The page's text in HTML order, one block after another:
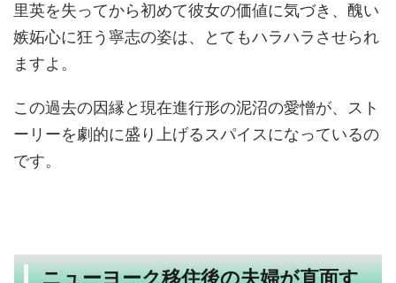
里英を失ってから初めて彼女の価値に気づき、醜い
嫉妬心に狂う寧志の姿は、とてもハラハラさせられ
ますよ。
この過去の因縁と現在進行形の泥沼の愛憎が、スト
ーリーを劇的に盛り上げるスパイスになっているの
です。
ニューヨーク移住後の夫婦が直面す